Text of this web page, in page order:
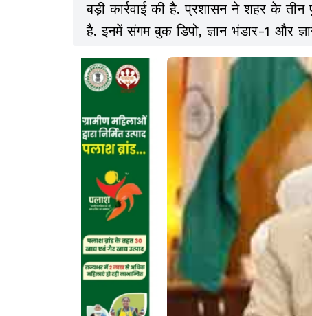
बड़ी कार्रवाई की है. प्रशासन ने शहर के
है. इनमें संगम बुक डिपो, ज्ञान भंडार-1 और